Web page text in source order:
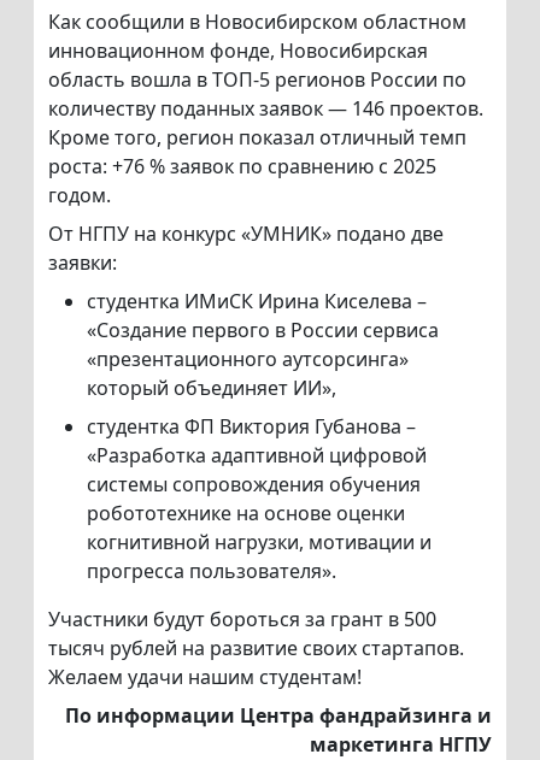
Как сообщили в Новосибирском областном
инновационном фонде, Новосибирская
область вошла в ТОП-5 регионов России по
количеству поданных заявок — 146 проектов.
Кроме того, регион показал отличный темп
роста: +76 % заявок по сравнению с 2025
годом.
От НГПУ на конкурс «УМНИК» подано две
заявки:
студентка ИМиСК Ирина Киселева –
«Создание первого в России сервиса
«презентационного аутсорсинга»
который объединяет ИИ»,
студентка ФП Виктория Губанова –
«Разработка адаптивной цифровой
системы сопровождения обучения
робототехнике на основе оценки
когнитивной нагрузки, мотивации и
прогресса пользователя».
Участники будут бороться за грант в 500
тысяч рублей на развитие своих стартапов.
Желаем удачи нашим студентам!
По информации Центра фандрайзинга и
маркетинга НГПУ